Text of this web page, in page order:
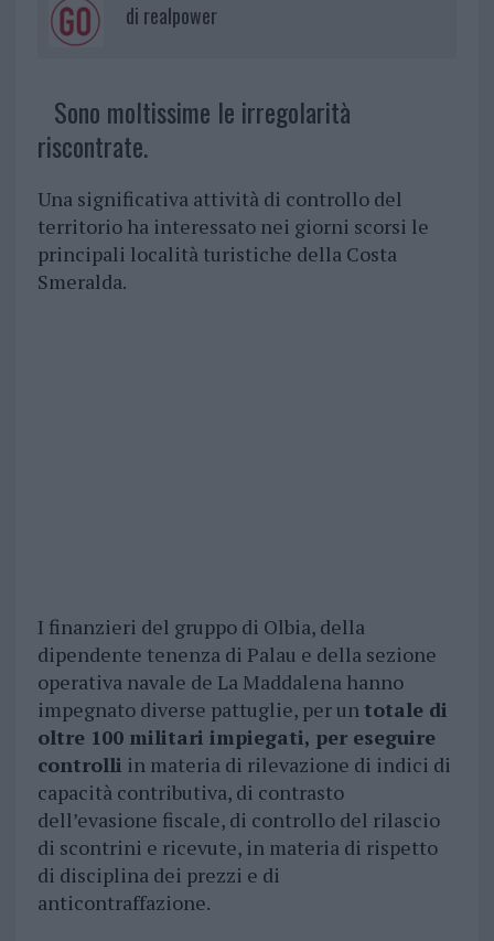
di realpower
Sono moltissime le irregolarità
riscontrate.
Una significativa attività di controllo del
territorio ha interessato nei giorni scorsi le
principali località turistiche della Costa
Smeralda.
I finanzieri del gruppo di Olbia, della
dipendente tenenza di Palau e della sezione
operativa navale de La Maddalena hanno
impegnato diverse pattuglie, per un totale di
oltre 100 militari impiegati, per eseguire
controlli in materia di rilevazione di indici di
capacità contributiva, di contrasto
dell’evasione fiscale, di controllo del rilascio
di scontrini e ricevute, in materia di rispetto
di disciplina dei prezzi e di
anticontraffazione.